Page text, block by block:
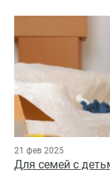
21 фев 2025
Для семей с